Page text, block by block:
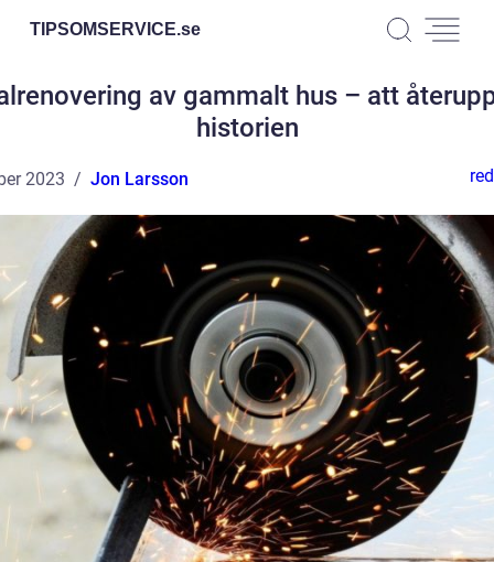
TIPSOMSERVICE.se
av gammalt hus – att
historien
2023 Jon Larsson